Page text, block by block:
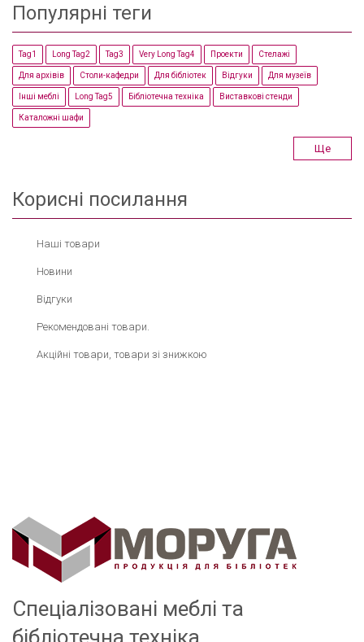
Популярні теги
Tag1 Long Tag2 Tag3 Very Long Tag4 Проекти Стелажі
Для архівів Столи-кафедри Для бібліотек Відгуки Для музеїв
Інші меблі Long Tag5 Бібліотечна техніка Виставкові стенди
Каталожні шафи
Ще
Корисні посилання
Наші товари
Новини
Відгуки
Рекомендовані товари.
Акційні товари, товари зі знижкою
Спеціалізовані меблі та